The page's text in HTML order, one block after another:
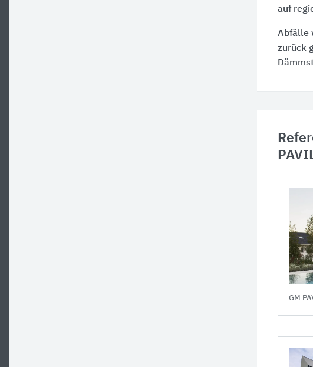
auf
Abfälle
zurück
GM